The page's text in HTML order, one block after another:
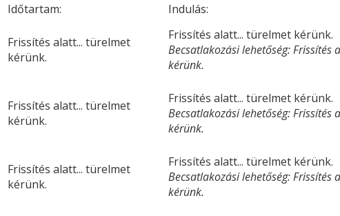
Időtartam:
Indulás:
Frissítés alatt... türelmet
kérünk.
Frissítés alatt... türelmet kérünk.
Becsatlakozási lehetőség: Frissítés
kérünk.
Frissítés alatt... türelmet
kérünk.
Frissítés alatt... türelmet kérünk.
Becsatlakozási lehetőség: Frissítés
kérünk.
Frissítés alatt... türelmet
kérünk.
Frissítés alatt... türelmet kérünk.
Becsatlakozási lehetőség: Frissítés
kérünk.